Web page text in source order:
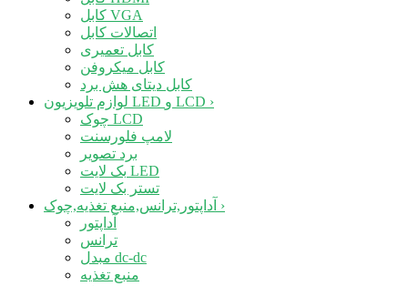
کابل VGA
اتصالات کابل
کابل تعمیری
کابل میکروفن
کابل دیتای هش برد
لوازم تلویزیون LED و LCD ›
چوک LCD
لامپ فلورسنت
برد تصویر
بک لایت LED
تستر بک لایت
›
آداپتور
ترانس
مبدل dc-dc
منبع تغذیه